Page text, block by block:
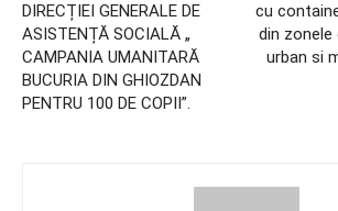
DIRECȚIEI GENERALE DE
ASISTENȚĂ SOCIALĂ „
CAMPANIA UMANITARĂ
BUCURIA DIN GHIOZDAN
PENTRU 100 DE COPII”.
cu
din zonele
urban si